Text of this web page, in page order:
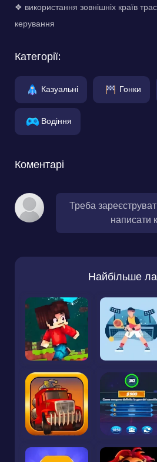
❖ використання зовнішніх країв
керування
Категорії:
Казуальні Гонки
Водіння
Коментарі
Треба
написати
Найбільше